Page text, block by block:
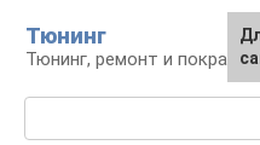
контенту
Тюнинг
Тюнинг, ремонт и